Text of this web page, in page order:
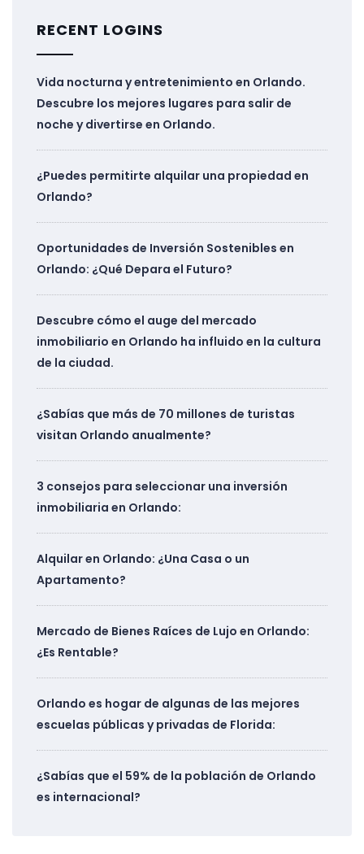
RECENT LOGINS
Vida nocturna y entretenimiento en Orlando.
Descubre los mejores lugares para salir de
noche y divertirse en Orlando.
¿Puedes permitirte alquilar una propiedad en
Orlando?
Oportunidades de Inversión Sostenibles en
Orlando: ¿Qué Depara el Futuro?
Descubre cómo el auge del mercado
inmobiliario en Orlando ha influido en la cultura
de la ciudad.
¿Sabías que más de 70 millones de turistas
visitan Orlando anualmente?
3 consejos para seleccionar una inversión
inmobiliaria en Orlando:
Alquilar en Orlando: ¿Una Casa o un
Apartamento?
Mercado de Bienes Raíces de Lujo en Orlando:
¿Es Rentable?
Orlando es hogar de algunas de las mejores
escuelas públicas y privadas de Florida:
¿Sabías que el 59% de la población de Orlando
es internacional?